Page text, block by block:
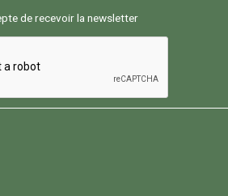
de recevoir la newsletter